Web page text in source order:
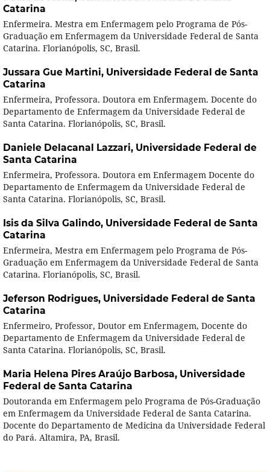
Catarina
Enfermeira. Mestra em Enfermagem pelo Programa de Pós-
Graduação em Enfermagem da Universidade Federal de Santa
Catarina. Florianópolis, SC, Brasil.
Jussara Gue Martini, Universidade Federal de Santa
Catarina
Enfermeira, Professora. Doutora em Enfermagem. Docente do
Departamento de Enfermagem da Universidade Federal de
Santa Catarina. Florianópolis, SC, Brasil.
Daniele Delacanal Lazzari, Universidade Federal de
Santa Catarina
Enfermeira, Professora. Doutora em Enfermagem Docente do
Departamento de Enfermagem da Universidade Federal de
Santa Catarina. Florianópolis, SC, Brasil.
Isis da Silva Galindo, Universidade Federal de Santa
Catarina
Enfermeira, Mestra em Enfermagem pelo Programa de Pós-
Graduação em Enfermagem da Universidade Federal de Santa
Catarina. Florianópolis, SC, Brasil.
Jeferson Rodrigues, Universidade Federal de Santa
Catarina
Enfermeiro, Professor, Doutor em Enfermagem, Docente do
Departamento de Enfermagem da Universidade Federal de
Santa Catarina. Florianópolis, SC, Brasil.
Maria Helena Pires Araújo Barbosa, Universidade
Federal de Santa Catarina
Doutoranda em Enfermagem pelo Programa de Pós-Graduação
em Enfermagem da Universidade Federal de Santa Catarina.
Docente do Departamento de Medicina da Universidade Federal
do Pará. Altamira, PA, Brasil.